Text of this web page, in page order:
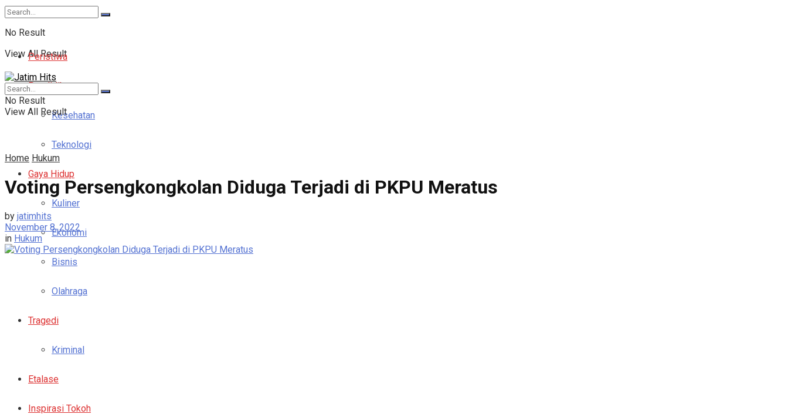
No Result
View All Result
Peristiwa
Pendidikan
Kesehatan
Teknologi
Gaya Hidup
Kuliner
Ekonomi
Bisnis
Olahraga
Tragedi
Kriminal
Etalase
Inspirasi Tokoh
No Result
View All Result
Home Hukum
Voting Persengkongkolan Diduga Terjadi di PKPU Meratus
by jatimhits
November 8, 2022
in Hukum